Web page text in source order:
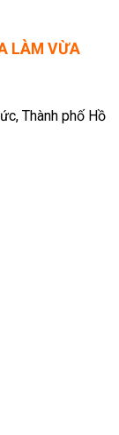
LÀM VỪA
Thành phố Hồ